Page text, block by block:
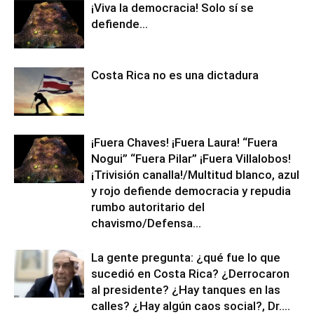
¡Viva la democracia! Solo sí se
defiende…
Costa Rica no es una dictadura
¡Fuera Chaves! ¡Fuera Laura! “Fuera
Nogui” “Fuera Pilar” ¡Fuera Villalobos!
¡Trivisión canalla!/Multitud blanco, azul
y rojo defiende democracia y repudia
rumbo autoritario del
chavismo/Defensa...
La gente pregunta: ¿qué fue lo que
sucedió en Costa Rica? ¿Derrocaron
al presidente? ¿Hay tanques en las
calles? ¿Hay algún caos social?, Dr....